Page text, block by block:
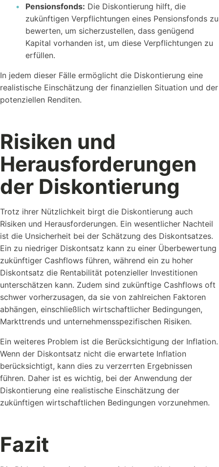
Pensionsfonds: Die Diskontierung hilft, die
zukünftigen Verpflichtungen eines Pensionsfonds zu
bewerten, um sicherzustellen, dass genügend
Kapital vorhanden ist, um diese Verpflichtungen zu
erfüllen.
In jedem dieser Fälle ermöglicht die Diskontierung eine
realistische Einschätzung der finanziellen Situation und der
potenziellen Renditen.
Risiken und
Herausforderungen
der Diskontierung
Trotz ihrer Nützlichkeit birgt die Diskontierung auch
Risiken und Herausforderungen. Ein wesentlicher Nachteil
ist die Unsicherheit bei der Schätzung des Diskontsatzes.
Ein zu niedriger Diskontsatz kann zu einer Überbewertung
zukünftiger Cashflows führen, während ein zu hoher
Diskontsatz die Rentabilität potenzieller Investitionen
unterschätzen kann. Zudem sind zukünftige Cashflows oft
schwer vorherzusagen, da sie von zahlreichen Faktoren
abhängen, einschließlich wirtschaftlicher Bedingungen,
Markttrends und unternehmensspezifischen Risiken.
Ein weiteres Problem ist die Berücksichtigung der Inflation.
Wenn der Diskontsatz nicht die erwartete Inflation
berücksichtigt, kann dies zu verzerrten Ergebnissen
führen. Daher ist es wichtig, bei der Anwendung der
Diskontierung eine realistische Einschätzung der
zukünftigen wirtschaftlichen Bedingungen vorzunehmen.
Fazit